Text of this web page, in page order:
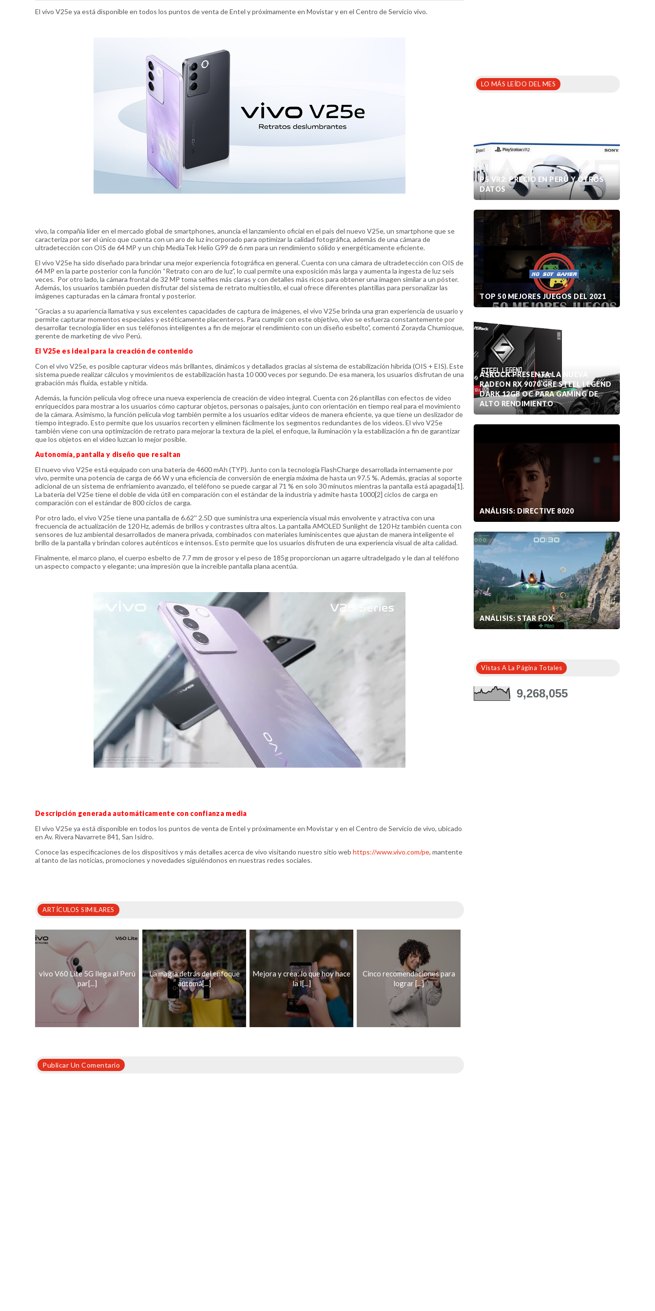
El vivo V25e ya está disponible en todos los puntos de venta de Entel y próximamente en Movistar y en el Centro de Servicio vivo.
vivo, la compañía líder en el mercado global de smartphones, anuncia el lanzamiento oficial en el país del nuevo V25e, un smartphone que se
caracteriza por ser el único que cuenta con un aro de luz incorporado para optimizar la calidad fotográfica, además de una cámara de
ultradetección con OIS de 64 MP y un chip MediaTek Helio G99 de 6 nm para un rendimiento sólido y energéticamente eficiente.
El vivo V25e ha sido diseñado para brindar una mejor experiencia fotográfica en general. Cuenta con una cámara de ultradetección con OIS de
64 MP en la parte posterior con la función “Retrato con aro de luz”, lo cual permite una exposición más larga y aumenta la ingesta de luz seis
veces. Por otro lado, la cámara frontal de 32 MP toma selfies más claras y con detalles más ricos para obtener una imagen similar a un póster.
Además, los usuarios también pueden disfrutar del sistema de retrato multiestilo, el cual ofrece diferentes plantillas para personalizar las
imágenes capturadas en la cámara frontal y posterior.
“Gracias a su apariencia llamativa y sus excelentes capacidades de captura de imágenes, el vivo V25e brinda una gran experiencia de usuario y
permite capturar momentos especiales y estéticamente placenteros. Para cumplir con este objetivo, vivo se esfuerza constantemente por
desarrollar tecnología líder en sus teléfonos inteligentes a fin de mejorar el rendimiento con un diseño esbelto”, comentó Zorayda Chumioque,
gerente de marketing de vivo Perú.
El V25e es ideal para la creación de contenido
Con el vivo V25e, es posible capturar videos más brillantes, dinámicos y detallados gracias al sistema de estabilización híbrida (OIS + EIS). Este
sistema puede realizar cálculos y movimientos de estabilización hasta 10 000 veces por segundo. De esa manera, los usuarios disfrutan de una
grabación más fluida, estable y nítida.
Además, la función película vlog ofrece una nueva experiencia de creación de video integral. Cuenta con 26 plantillas con efectos de video
enriquecidos para mostrar a los usuarios cómo capturar objetos, personas o paisajes, junto con orientación en tiempo real para el movimiento
de la cámara. Asimismo, la función película vlog también permite a los usuarios editar videos de manera eficiente, ya que tiene un deslizador de
tiempo integrado. Esto permite que los usuarios recorten y eliminen fácilmente los segmentos redundantes de los videos. El vivo V25e
también viene con una optimización de retrato para mejorar la textura de la piel, el enfoque, la iluminación y la estabilización a fin de garantizar
que los objetos en el video luzcan lo mejor posible.
Autonomía, pantalla y diseño que resaltan
El nuevo vivo V25e está equipado con una batería de 4600 mAh (TYP). Junto con la tecnología FlashCharge desarrollada internamente por
vivo, permite una potencia de carga de 66 W y una eficiencia de conversión de energía máxima de hasta un 97.5 %. Además, gracias al soporte
adicional de un sistema de enfriamiento avanzado, el teléfono se puede cargar al 71 % en solo 30 minutos mientras la pantalla está apagada[1].
La batería del V25e tiene el doble de vida útil en comparación con el estándar de la industria y admite hasta 1000[2] ciclos de carga en
comparación con el estándar de 800 ciclos de carga.
Por otro lado, el vivo V25e tiene una pantalla de 6.62'' 2.5D que suministra una experiencia visual más envolvente y atractiva con una
frecuencia de actualización de 120 Hz, además de brillos y contrastes ultra altos. La pantalla AMOLED Sunlight de 120 Hz también cuenta con
sensores de luz ambiental desarrollados de manera privada, combinados con materiales luminiscentes que ajustan de manera inteligente el
brillo de la pantalla y brindan colores auténticos e intensos. Esto permite que los usuarios disfruten de una experiencia visual de alta calidad.
Finalmente, el marco plano, el cuerpo esbelto de 7.7 mm de grosor y el peso de 185g proporcionan un agarre ultradelgado y le dan al teléfono
un aspecto compacto y elegante; una impresión que la increíble pantalla plana acentúa.
Descripción generada automáticamente con confianza media
El vivo V25e ya está disponible en todos los puntos de venta de Entel y próximamente en Movistar y en el Centro de Servicio de vivo, ubicado
en Av. Rivera Navarrete 841, San Isidro.
Conoce las especificaciones de los dispositivos y más detalles acerca de vivo visitando nuestro sitio web https://www.vivo.com/pe, mantente
al tanto de las noticias, promociones y novedades siguiéndonos en nuestras redes sociales.
ARTÍCULOS SIMILARES
vivo V60 Lite 5G llega al Perú
par[...]
La magia detrás del enfoque
automá[...]
Mejora y crea: lo que hoy hace
la I[...]
Cinco recomendaciones para
lograr [...]
Publicar Un Comentario
LO MÁS LEÍDO DEL MES
PS VR2: PRECIO EN PERÚ Y OTROS
DATOS
TOP 50 MEJORES JUEGOS DEL 2021
ASROCK PRESENTA LA NUEVA
RADEON RX 9070 GRE STEEL LEGEND
DARK 12GB OC PARA GAMING DE
ALTO RENDIMIENTO
ANÁLISIS: DIRECTIVE 8020
ANÁLISIS: STAR FOX
Vistas A La Página Totales
9,268,055